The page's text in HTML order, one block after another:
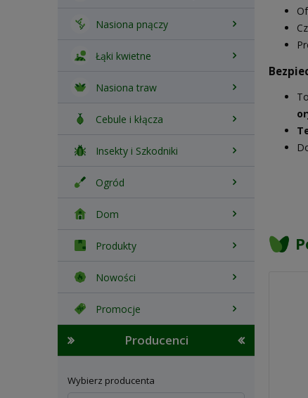
Nasiona pnączy
Łąki kwietne
Nasiona traw
Cebule i kłącza
Insekty i Szkodniki
Ogród
Dom
Produkty
Nowości
Promocje
Producenci
Wybierz producenta